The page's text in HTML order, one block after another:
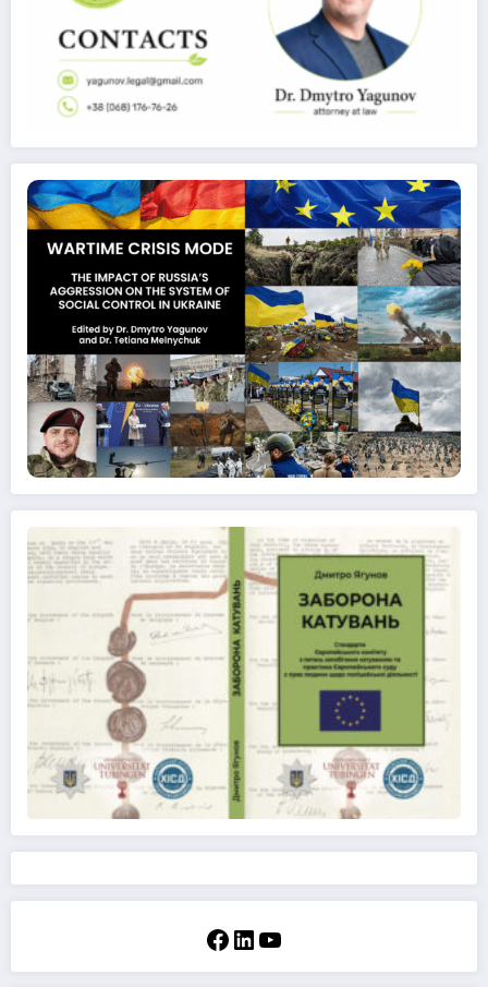
Facebook
LinkedIn
YouTube